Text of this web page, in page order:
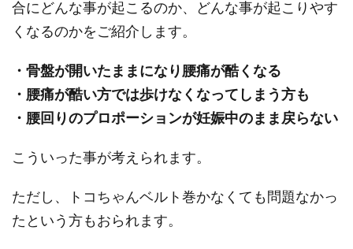
合にどんな事が起こるのか、どんな事が起こりやす
くなるのかをご紹介します。
・骨盤が開いたままになり腰痛が酷くなる
・腰痛が酷い方では歩けなくなってしまう方も
・腰回りのプロポーションが妊娠中のまま戻らない
こういった事が考えられます。
ただし、トコちゃんベルト巻かなくても問題なかっ
たという方もおられます。